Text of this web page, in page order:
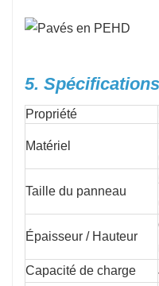
5.
Propriété
Matériel
Taille du panneau
Épaisseur / Hauteur
Capacité de charge